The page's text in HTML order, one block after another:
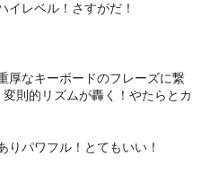
イレベル！さすがだ！
厚なキーボードのフレーズに繋
則的リズムが轟く！やたらとカ
りパワフル！とてもいい！